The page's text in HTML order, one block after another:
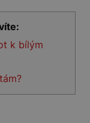
k bílým